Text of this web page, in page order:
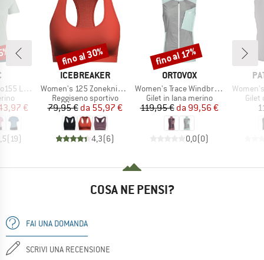
T-Shirt
ridotto
€
(19)
MARCHIO
ICEBREAKER
Articolo
Women's 125 Zoneknit Racerback Bra
Gruppo di prodotti
Reggiseno sportivo
Prezzo
79,95 € Prezzo ridotto
da 55,97 €
4,3(6)
Sconto
fino al 30%
MARCHIO
ORTOVOX
Articolo
Women's Trace Windbreaker Vest
Gruppo di prodotti
Gilet in lana merino
Prezzo
119,95 € Prezzo ridotto
da 99,56 €
0,0(0)
Sconto
fino al 17%
Articolo
Gilet
COSA NE PENSI?
FAI UNA DOMANDA
SCRIVI UNA RECENSIONE